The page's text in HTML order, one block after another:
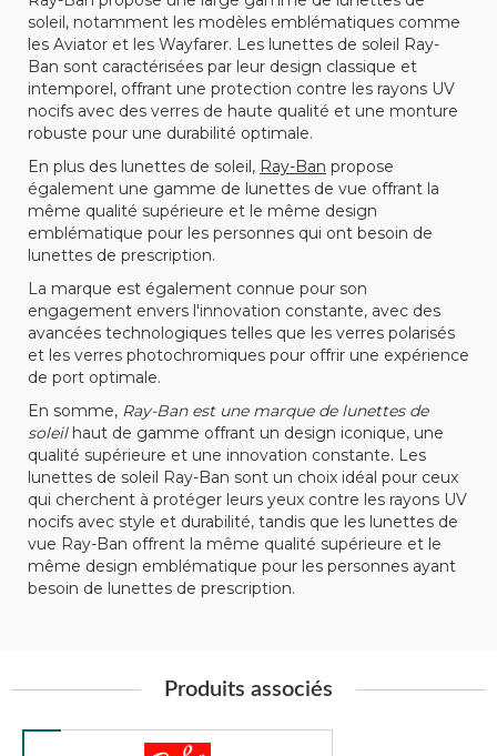
soleil, notamment les modèles emblématiques comme
les Aviator et les Wayfarer. Les lunettes de soleil Ray-
Ban sont caractérisées par leur design classique et
intemporel, offrant une protection contre les rayons UV
nocifs avec des verres de haute qualité et une monture
robuste pour une durabilité optimale.
En plus des lunettes de soleil, Ray-Ban propose
également une gamme de lunettes de vue offrant la
même qualité supérieure et le même design
emblématique pour les personnes qui ont besoin de
lunettes de prescription.
La marque est également connue pour son
engagement envers l'innovation constante, avec des
avancées technologiques telles que les verres polarisés
et les verres photochromiques pour offrir une expérience
de port optimale.
En somme, Ray-Ban est une marque de lunettes de
soleilhaut de gamme offrant un design iconique, une
qualité supérieure et une innovation constante. Les
lunettes de soleil Ray-Ban sont un choix idéal pour ceux
qui cherchent à protéger leurs yeux contre les rayons UV
nocifs avec style et durabilité, tandis que les lunettes de
vue Ray-Ban offrent la même qualité supérieure et le
même design emblématique pour les personnes ayant
besoin de lunettes de prescription.
Produits associés